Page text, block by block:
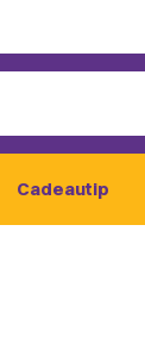
Cadeautip